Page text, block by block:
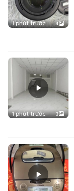
1 phút trước 4
1 phút trước 3